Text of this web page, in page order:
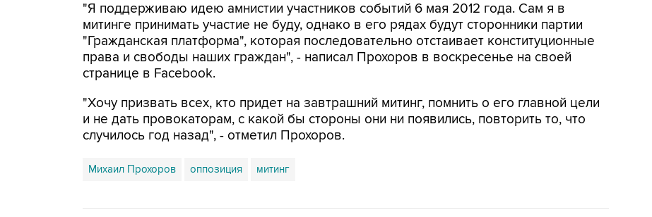
"Я поддерживаю идею амнистии участников событий 6 мая 2012 года. Сам я в
митинге принимать участие не буду, однако в его рядах будут сторонники партии
"Гражданская платформа", которая последовательно отстаивает конституционные
права и свободы наших граждан", - написал Прохоров в воскресенье на своей
странице в Facebook.
"Хочу призвать всех, кто придет на завтрашний митинг, помнить о его главной цели
и не дать провокаторам, с какой бы стороны они ни появились, повторить то, что
случилось год назад", - отметил Прохоров.
Михаил Прохоров оппозиция митинг